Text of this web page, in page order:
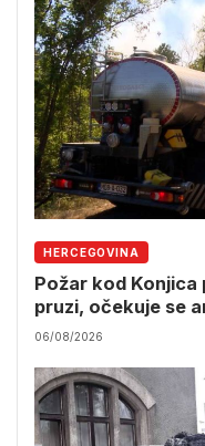
HERCEGOVINA
Požar kod
pruzi, očekuje se
06/08/2026